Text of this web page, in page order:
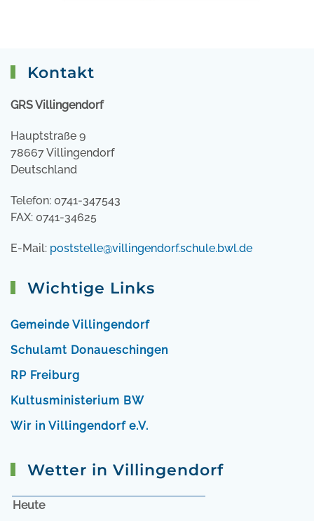
Kontakt
GRS Villingendorf
Hauptstraße 9
78667 Villingendorf
Deutschland
Telefon: 0741-347543
FAX: 0741-34625
E-Mail: poststelle@villingendorf.schule.bwl.de
Wichtige Links
Gemeinde Villingendorf
Schulamt Donaueschingen
RP Freiburg
Kultusministerium BW
Wir in Villingendorf e.V.
Wetter in Villingendorf
Heute